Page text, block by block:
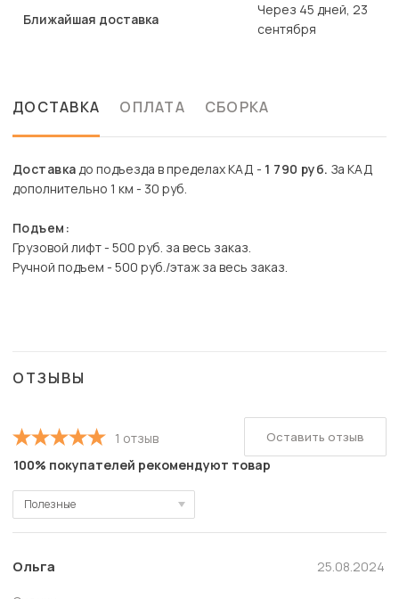
Ближайшая доставка
Через 45 дней, 23
сентября
ДОСТАВКА ОПЛАТА СБОРКА
Доставкадо подъезда в пределах КАД - 1 790 руб. За КАД
дополнительно 1 км - 30 руб.
Подъем:
Грузовой лифт - 500 руб. за весь заказ.
Ручной подъем - 500 руб./этаж за весь заказ.
ОТЗЫВЫ
1 отзыв
100% покупателей рекомендуют товар
Полезные
Полезные
Новые
Ольга 25.08.2024
Оставить отзыв